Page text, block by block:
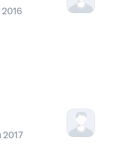
2016
2017